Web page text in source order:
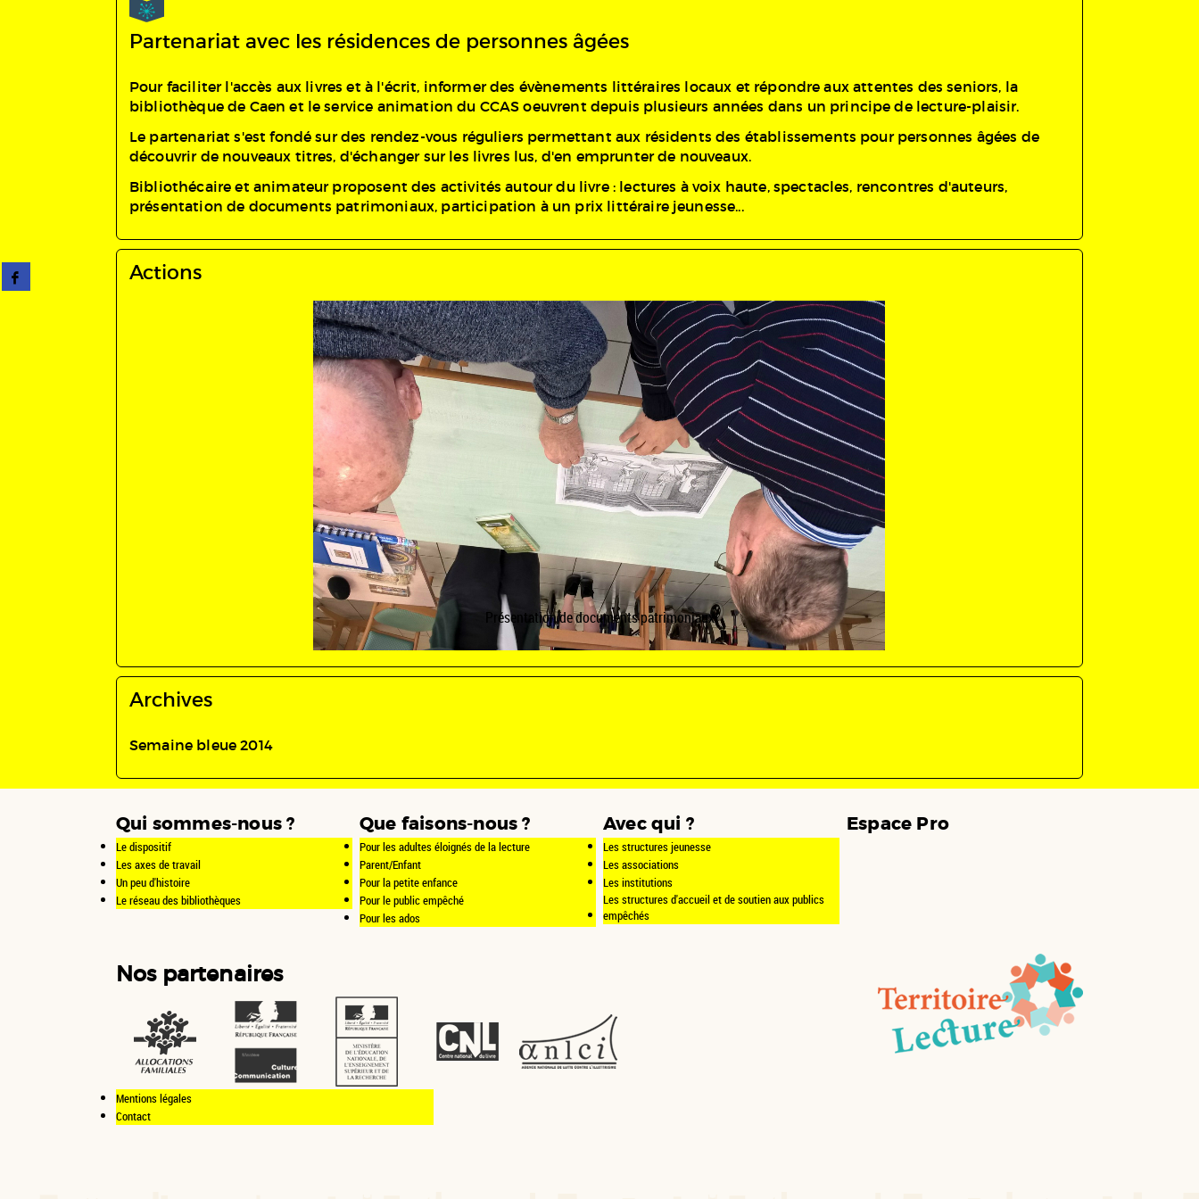
Partager
sur
Partenariat avec les résidences de personnes âgées
Pour faciliter l'accès aux livres et à l'écrit, informer des évènements littéraires locaux et répondre aux attentes des seniors, la
bibliothèque de Caen et le service animation du CCAS oeuvrent depuis plusieurs années dans un principe de lecture-plaisir.
Le partenariat s'est fondé sur des rendez-vous réguliers permettant aux résidents des établissements pour personnes âgées de
découvrir de nouveaux titres, d'échanger sur les livres lus, d'en emprunter de nouveaux.
Bibliothécaire et animateur proposent des activités autour du livre : lectures à voix haute, spectacles, rencontres d'auteurs,
présentation de documents patrimoniaux, participation à un prix littéraire jeunesse...
Actions
Présentation de documents patrimoniaux
Archives
Semaine bleue 2014
Qui sommes-nous ?
Le dispositif
Les axes de travail
Un peu d'histoire
Le réseau des bibliothèques
Que faisons-nous ?
Pour les adultes éloignés de la lecture
Parent/Enfant
Pour la petite enfance
Pour le public empêché
Pour les ados
Avec qui ?
Les structures jeunesse
Les associations
Les institutions
Les structures d'accueil et de soutien aux publics
empêchés
Espace Pro
Nos partenaires
Mentions légales
Contact